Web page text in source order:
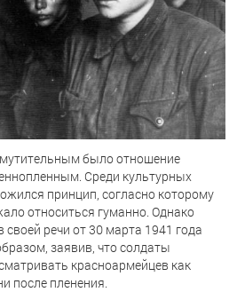
было отношение
Среди культурных
принцип, согласно которому
относиться гуманно. Однако
своей речи от 30 марта 1941 года
заявив, что солдаты
красноармейцев как
после пленения.